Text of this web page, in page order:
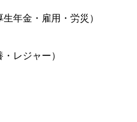
年金・雇用・労災）
レジャー）